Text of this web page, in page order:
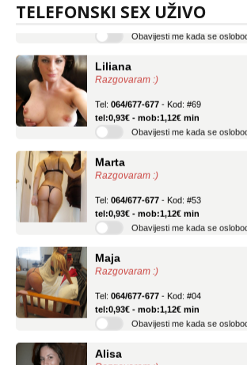
TELEFONSKI SEX UŽIVO
tel:0,93€ - mob:1,12€ min
Obavijesti me kada se oslobodi
Razgovaram :)
tel:0,93€ - mob:1,12€ min
Obavijesti me kada se oslobodi
Razgovaram :)
tel:0,93€ - mob:1,12€ min
Obavijesti me kada se oslobodi
Razgovaram :)
tel:0,93€ - mob:1,12€ min
Obavijesti me kada se oslobodi
Razgovaram :)